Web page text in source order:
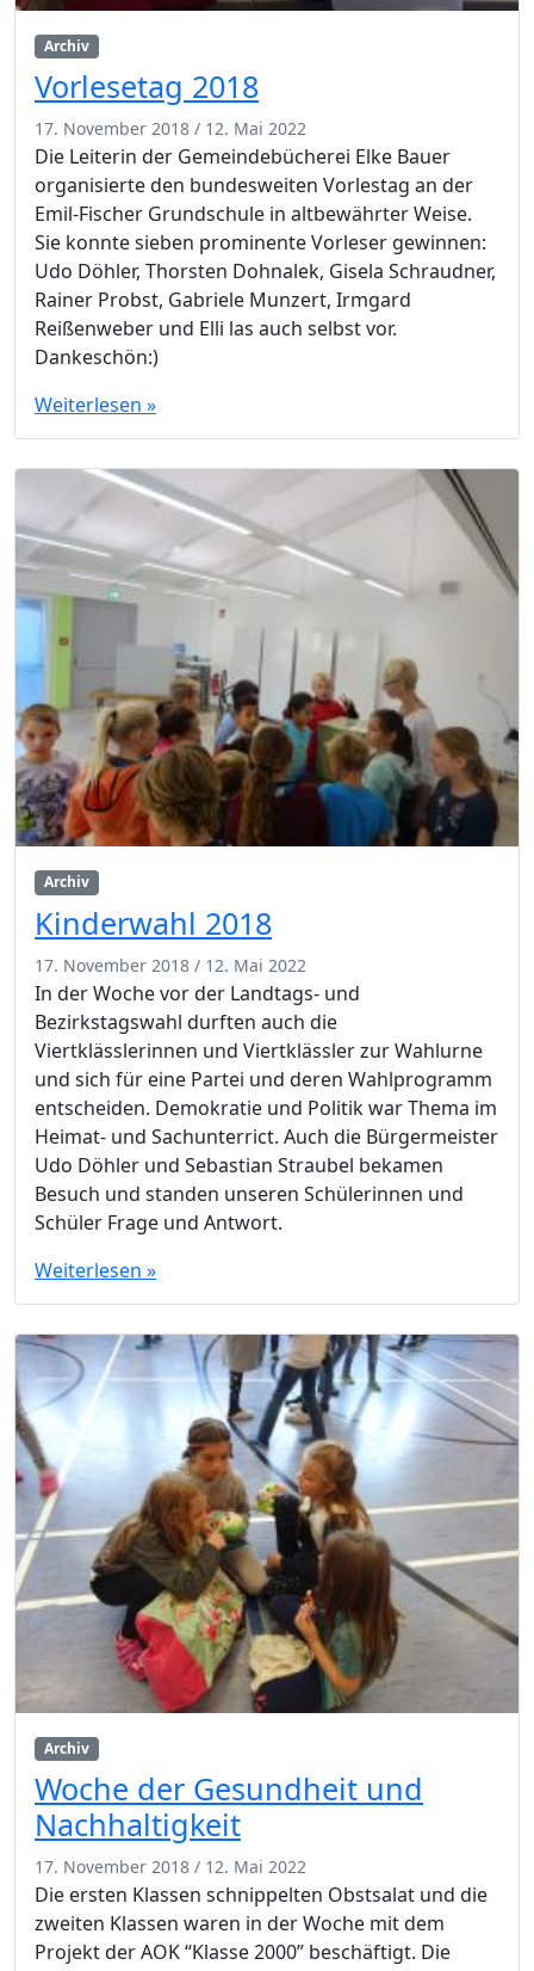
Archiv
Vorlesetag 2018
17. November 2018 / 12. Mai 2022
Die Leiterin der Gemeindebücherei Elke Bauer
organisierte den bundesweiten Vorlestag an der
Emil-Fischer Grundschule in altbewährter Weise.
Sie konnte sieben prominente Vorleser gewinnen:
Udo Döhler, Thorsten Dohnalek, Gisela Schraudner,
Rainer Probst, Gabriele Munzert, Irmgard
Reißenweber und Elli las auch selbst vor.
Dankeschön:)
Weiterlesen »
Archiv
Kinderwahl 2018
17. November 2018 / 12. Mai 2022
In der Woche vor der Landtags- und
Bezirkstagswahl durften auch die
Viertklässlerinnen und Viertklässler zur Wahlurne
und sich für eine Partei und deren Wahlprogramm
entscheiden. Demokratie und Politik war Thema im
Heimat- und Sachunterrict. Auch die Bürgermeister
Udo Döhler und Sebastian Straubel bekamen
Besuch und standen unseren Schülerinnen und
Schüler Frage und Antwort.
Weiterlesen »
Archiv
Woche der Gesundheit und
Nachhaltigkeit
17. November 2018 / 12. Mai 2022
Die ersten Klassen schnippelten Obstsalat und die
zweiten Klassen waren in der Woche mit dem
Projekt der AOK “Klasse 2000” beschäftigt. Die